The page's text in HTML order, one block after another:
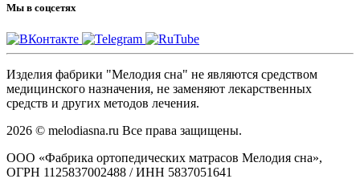
Мы в соцсетях
Изделия фабрики "Мелодия сна" не являются средством
медицинского назначения, не заменяют лекарственных
средств и других методов лечения.
2026 © melodiasna.ru Все права защищены.
ООО «Фабрика ортопедических матрасов Мелодия сна»,
ОГРН 1125837002488 / ИНН 5837051641